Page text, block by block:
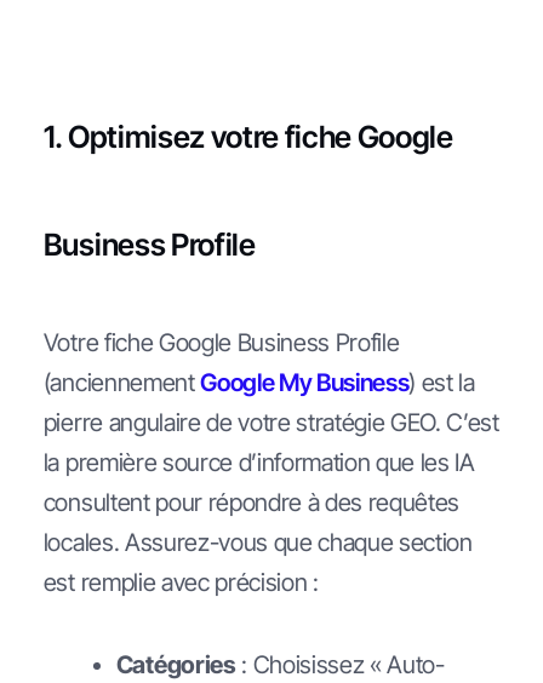
1. Optimisez votre fiche Google
Business Profile
Votre fiche Google Business Profile
(anciennementGoogle My Business) est la
pierre angulaire de votre stratégie GEO. C’est
la première source d’information que les IA
consultent pour répondre à des requêtes
locales. Assurez-vous que chaque section
est remplie avec précision :
Catégories: Choisissez « Auto-